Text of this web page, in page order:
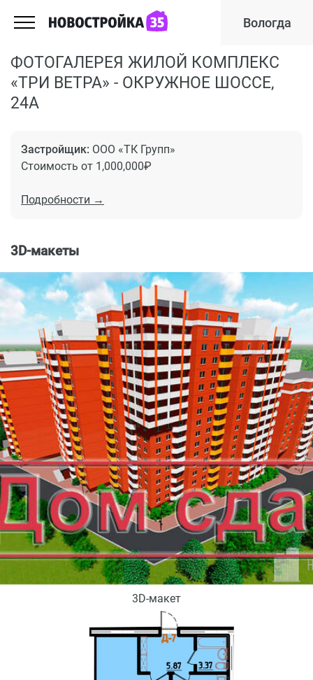
Вологда
ФОТОГАЛЕРЕЯ ЖИЛОЙ КОМПЛЕКС
«ТРИ ВЕТРА» - ОКРУЖНОЕ ШОССЕ,
24А
Застройщик: ООО «ТК Групп»
Стоимость от 1,000,000₽
Подробности →
3D-макеты
3D-макет